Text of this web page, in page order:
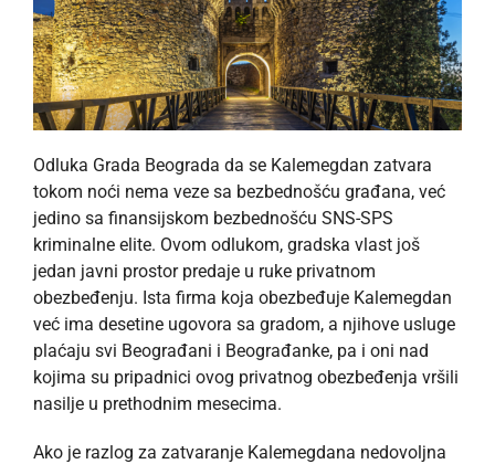
Odluka Grada Beograda da se Kalemegdan zatvara
tokom noći nema veze sa bezbednošću građana, već
jedino sa finansijskom bezbednošću SNS-SPS
kriminalne elite. Ovom odlukom, gradska vlast još
jedan javni prostor predaje u ruke privatnom
obezbeđenju. Ista firma koja obezbeđuje Kalemegdan
već ima desetine ugovora sa gradom, a njihove usluge
plaćaju svi Beograđani i Beograđanke, pa i oni nad
kojima su pripadnici ovog privatnog obezbeđenja vršili
nasilje u prethodnim mesecima.
Ako je razlog za zatvaranje Kalemegdana nedovoljna